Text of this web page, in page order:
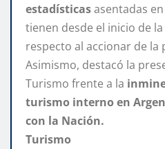
estadísticasasentadas
tienen desde el inicio de
respecto al accionar de la
Asimismo, destacó la
Turismo frente a la
turismo interno en
con la Nación.
Turismo